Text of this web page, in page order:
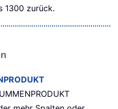
1300 zurück.